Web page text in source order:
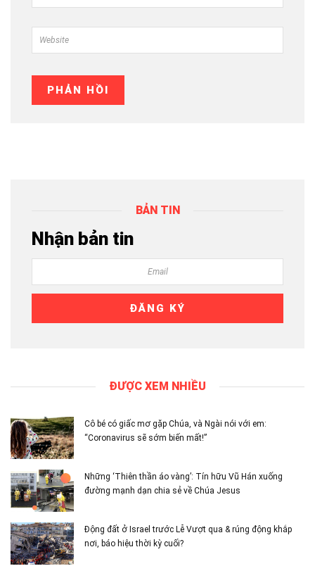
BẢN TIN
Nhận bản tin
ĐƯỢC XEM NHIỀU
Cô bé có giấc mơ gặp Chúa, và Ngài nói với em:
“Coronavirus sẽ sớm biến mất!”
Những ‘Thiên thần áo vàng’: Tín hữu Vũ Hán xuống
đường mạnh dạn chia sẻ về Chúa Jesus
Động đất ở Israel trước Lễ Vượt qua & rúng động khắp
nơi, báo hiệu thời kỳ cuối?